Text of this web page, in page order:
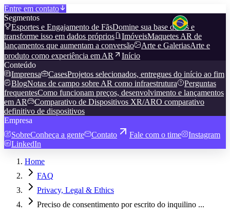
Entre em contato
Segmentos
Esportes e Engajamento de FãsDomine sua base de fãs e
transforme isso em dados próprios
ImóveisMaquetes AR de
lançamentos que aumentam a conversão
Arte e GaleriasArte e
produto como experiência em AR
Início
Conteúdo
Imprensa
CasesProjetos selecionados, entregues do início ao fim
BlogNotas de campo sobre AR como infraestrutura
Perguntas
frequentesComo funcionam preços, desenvolvimento e lançamentos
em AR
Comparativo de Dispositivos XR/ARO comparativo
definitivo de dispositivos
Empresa
SobreConheça a gente Contato Fale com o time
Instagram
LinkedIn
Home
FAQ
Privacy, Legal & Ethics
Preciso de consentimento por escrito do inquilino ...